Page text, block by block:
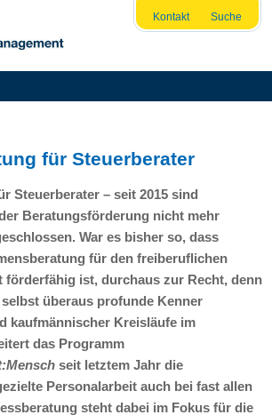
Kontakt Suche
für Steuerberater
Steuerberater – seit 2015 sind
Beratungsförderung nicht mehr
War es bisher so, dass
für den freiberuflichen
förderfähig ist, durchaus zur Recht, denn
überaus profunde Kenner
kaufmännischer Kreisläufe im
das Programm
seit letztem Jahr die
Personalarbeit auch bei fast allen
steht dabei im Fokus für die